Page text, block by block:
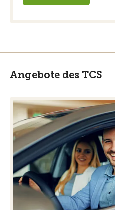
Angebote des TCS